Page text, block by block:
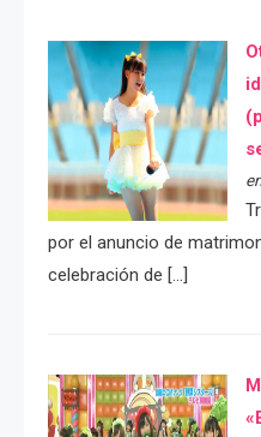
por el anuncio de
celebración de […]